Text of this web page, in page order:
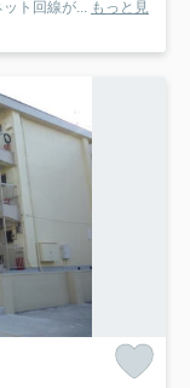
ト回線が... もっと見